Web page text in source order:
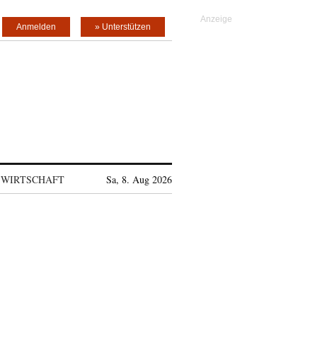
» Unterstützen
Anmelden
WIRTSCHAFT Sa, 8. Aug 2026